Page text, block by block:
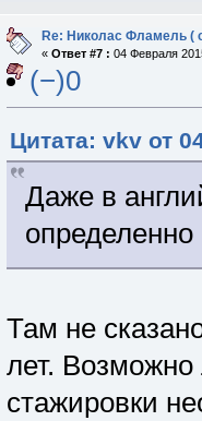
Re: Николас Фламель (
« Ответ #7 : 04 Февраля
(−)0
Цитата: vkv от
Даже в
Там не
лет. Возможно
стажировки